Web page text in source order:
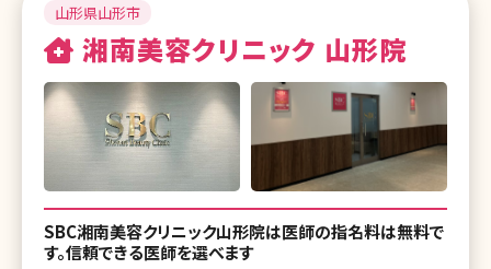
山形県山形市
湘南美容クリニック 山形院
SBC湘南美容クリニック山形院は医師の指名料は無料で
す。信頼できる医師を選べます